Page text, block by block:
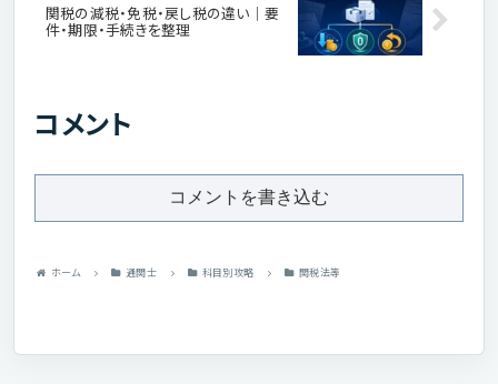
関税の減税・免税・戻し税の違い｜要
件・期限・手続きを整理
コメント
コメントを書き込む
ホーム 通関士 科目別攻略 関税法等